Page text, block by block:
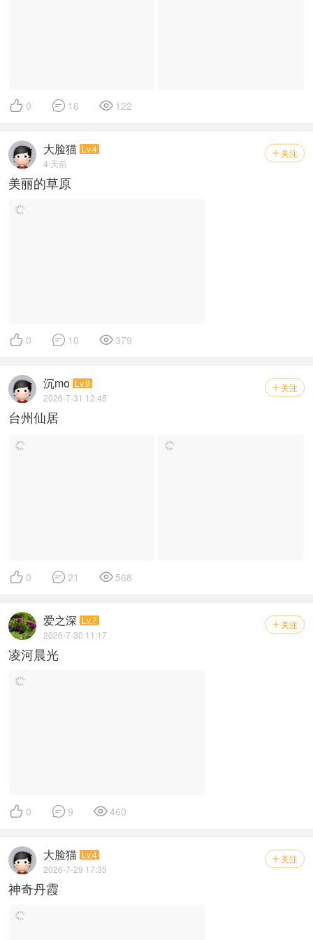
 0  16  122
 关注
大脸猫 Lv.4
4 天前
美丽的草原
 0  10 379
 关注
沉mo Lv.9
2026-7-31 12:45
台州仙居
 0  21  568
 关注
爱之深 Lv.7
2026-7-30 11:17
凌河晨光
 0  9 460
 关注
大脸猫 Lv.4
2026-7-29 17:35
神奇丹霞